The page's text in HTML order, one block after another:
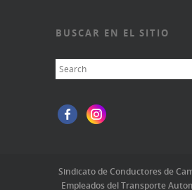
BUSCAR EN EL SITIO
Sindicato de Conductores de
Empleados del Transporte